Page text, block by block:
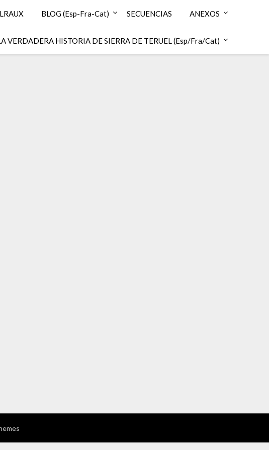
BLOG (Esp-Fra-Cat) SECUENCIAS ANEXOS
VERDADERA HISTORIA DE SIERRA DE TERUEL (Esp/Fra/Cat)